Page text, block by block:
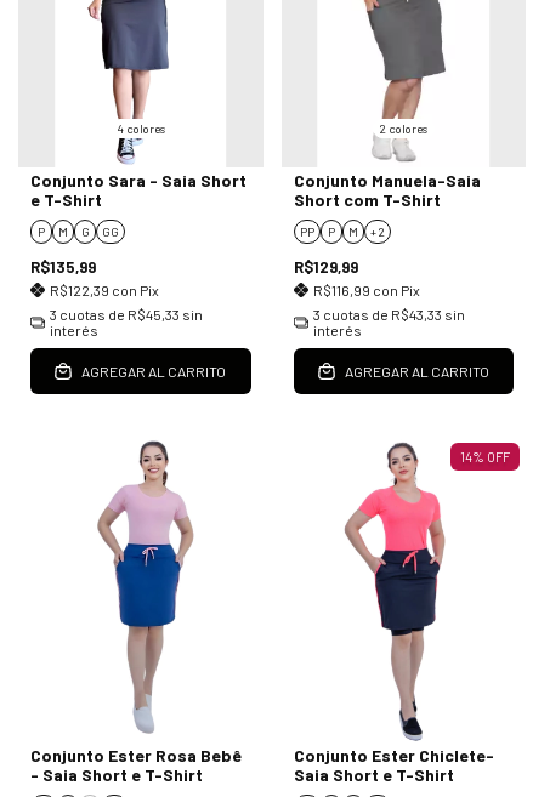
4 colores
Conjunto Sara - Saia Short
e T-Shirt
P M G GG
R$135,99
R$122,39 con Pix
3 cuotas de R$45,33 sin
interés
AGREGAR AL CARRITO
2 colores
Conjunto Manuela-Saia
Short com T-Shirt
PP P M + 2
R$129,99
R$116,99 con Pix
3 cuotas de R$43,33 sin
interés
AGREGAR AL CARRITO
Conjunto Ester Rosa Bebê
- Saia Short e T-Shirt
14% OFF
Conjunto Ester Chiclete-
Saia Short e T-Shirt